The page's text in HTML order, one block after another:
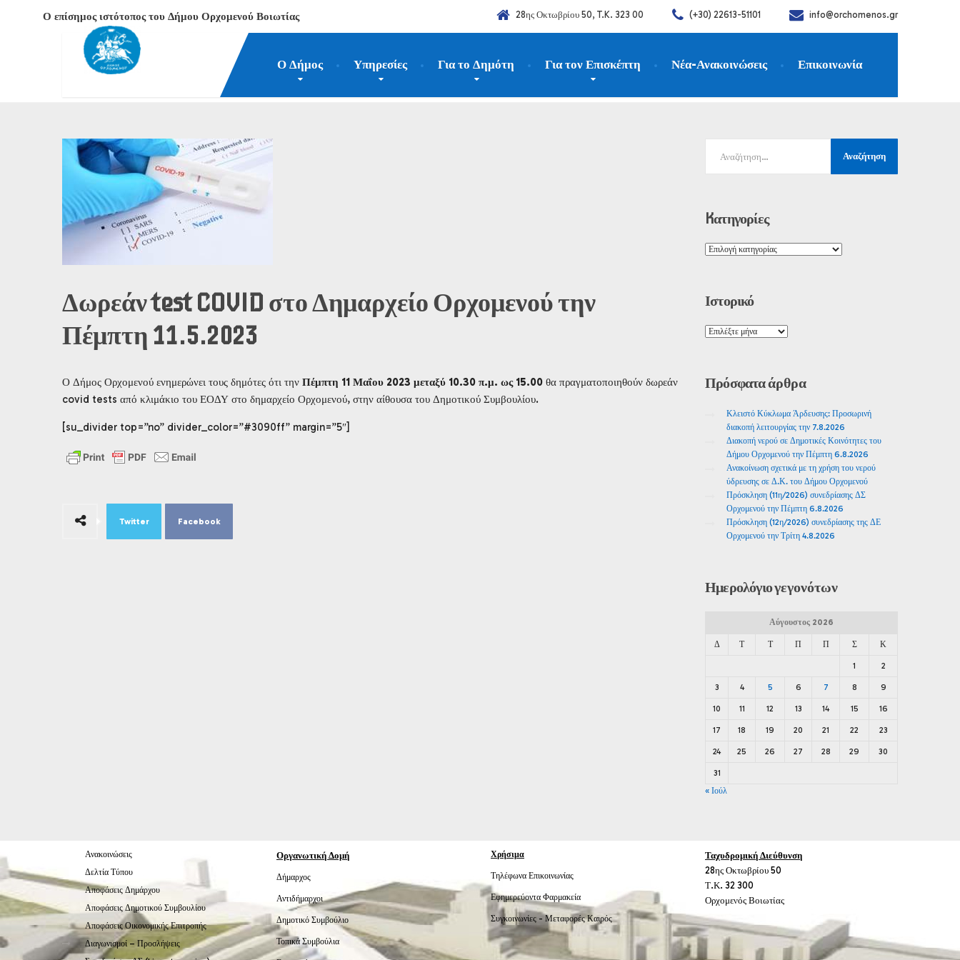
Ο επίσημος ιστότοπος του Δήμου Ορχομενού Βοιωτίας 28ης Οκτωβρίου 50, T.K. 323 00 (+30) 22613-51101 info@orchomenos.gr
Ο Δήμος Υπηρεσίες Για το Δημότη Για τον Επισκέπτη Νέα-Ανακοινώσεις Επικοινωνία
Νέα-Επικαιρότητα Δωρεάν test COVID στο Δημαρχείο Ορχομενού την Πέμπτη 11.5.2023
Δωρεάν test COVID στο Δημαρχείο Ορχομενού την
Πέμπτη 11.5.2023
Ο Δήμος Ορχομενού ενημερώνει τους δημότες ότι την Πέμπτη 11 Μαΐου 2023 μεταξύ 10.30 π.μ. ως 15.00 θα πραγματοποιηθούν δωρεάν
covid tests από κλιμάκιο του ΕΟΔΥ στο δημαρχείο Ορχομενού, στην αίθουσα του Δημοτικού Συμβουλίου.
[su_divider top=”no” divider_color=”#3090ff” margin=”5″]
Twitter Facebook
Kατηγορίες
Ιστορικό
Πρόσφαταάρθρα
Κλειστό Κύκλωμα Άρδευσης: Προσωρινή
διακοπή λειτουργίας την 7.8.2026
Διακοπή νερού σε Δημοτικές Κοινότητες του
Δήμου Ορχομενού την Πέμπτη 6.8.2026
Ανακοίνωση σχετικά με τη χρήση του νερού
ύδρευσης σε Δ.Κ. του Δήμου Ορχομενού
Πρόσκληση (11η/2026) συνεδρίασης ΔΣ
Ορχομενού την Πέμπτη 6.8.2026
Πρόσκληση (12η/2026) συνεδρίασης της ΔΕ
Ορχομενού την Τρίτη 4.8.2026
Ημερολόγιογεγονότων
Αύγουστος 2026
Δ Τ Τ Π Π Σ Κ
1 2
3 4 5 6 7 8 9
10 11 12 13 14 15 16
17 18 19 20 21 22 23
24 25 26 27 28 29 30
31
« Ιούλ
Ανακοινώσεις
Δελτία Τύπου
Αποφάσεις Δημάρχου
Αποφάσεις Δημοτικού Συμβουλίου
Αποφάσεις Οικονομικής Επιτροπής
Διαγωνισμοί – Προσλήψεις
Οργανωτική Δομή
Δήμαρχος
Αντιδήμαρχοι
Δημοτικό Συμβούλιο
Τοπικά Συμβούλια
Χρήσιμα
Τηλέφωνα Επικοινωνίας
Εφημερεύοντα Φαρμακεία
Συγκοινωνίες - Μεταφορές Καιρός
Ταχυδρομική Διεύθυνση
28ης Οκτωβρίου 50
Τ.Κ. 32 300
Ορχομενός Βοιωτίας